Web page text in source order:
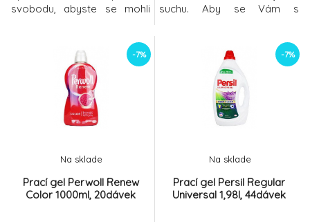
svobodu, abyste se mohli
ReFresh efektem se budete
i během pohybu cítit stále
svěží. Patentovaná
technologie proti zápachu
reaguje na každý Váš
pohyb a při kontaktu potu s
suchu. Aby se Vám s
více, avšak méně než 15 %:
zeolity, mýdlo, aniontové
povrchově aktivní látky,
méně než 5 %: bělicí činidla
na bázi kyslíku, neiontové
povrchově aktivní látky, parf
-7%
Prací gel Perwoll Renew
Color 1000ml, 20dávek
Na sklade
-7%
Prací gel Persil Regular
Universal 1,98l, 44dávek
Na sklade